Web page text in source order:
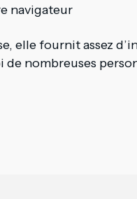
navigateur
elle fournit assez
de nombreuses